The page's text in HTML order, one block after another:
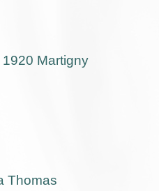
Martigny
Thomas